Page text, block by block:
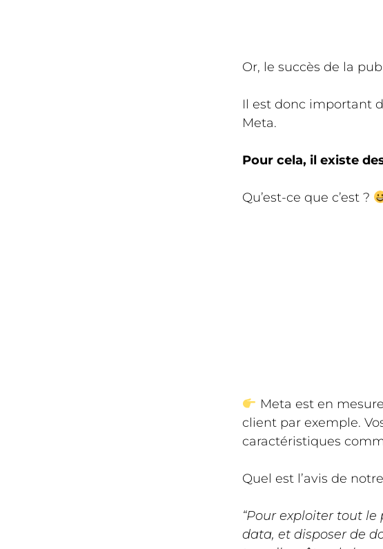
Or, le succès de la
Il est donc important
Meta.
Pour cela, il existe
Qu’est-ce que c’est ?
Meta est en
client par exemple.
caractéristiques
Quel est l’avis de
“Pour exploiter tout
data, et disposer de